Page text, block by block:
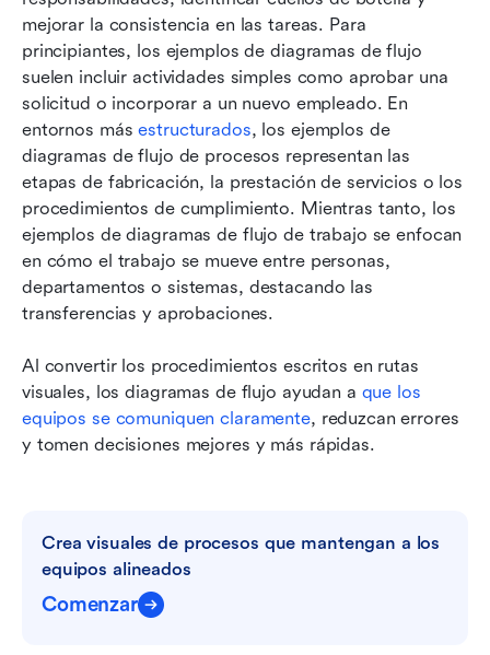
mejorar la consistencia en las tareas. Para
principiantes, los ejemplos de diagramas de flujo
suelen incluir actividades simples como aprobar una
solicitud o incorporar a un nuevo empleado. En
entornos más estructurados, los ejemplos de
diagramas de flujo de procesos representan las
etapas de fabricación, la prestación de servicios o los
procedimientos de cumplimiento. Mientras tanto, los
ejemplos de diagramas de flujo de trabajo se enfocan
en cómo el trabajo se mueve entre personas,
departamentos o sistemas, destacando las
transferencias y aprobaciones.
Al convertir los procedimientos escritos en rutas
visuales, los diagramas de flujo ayudan a que los
equipos se comuniquen claramente, reduzcan errores
y tomen decisiones mejores y más rápidas.
Crea visuales de procesos que mantengan a los
equipos alineados
Comenzar